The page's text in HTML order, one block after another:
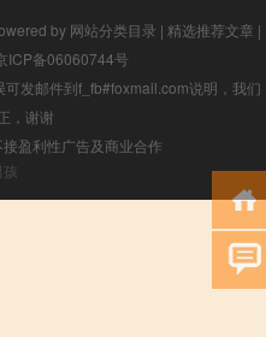
by 网站分类目录 | 精选推荐文章 |
ICP备06060744号
发邮件到f_fb#foxmail.com说明，我们
，谢谢
盈利性广告及商业合作